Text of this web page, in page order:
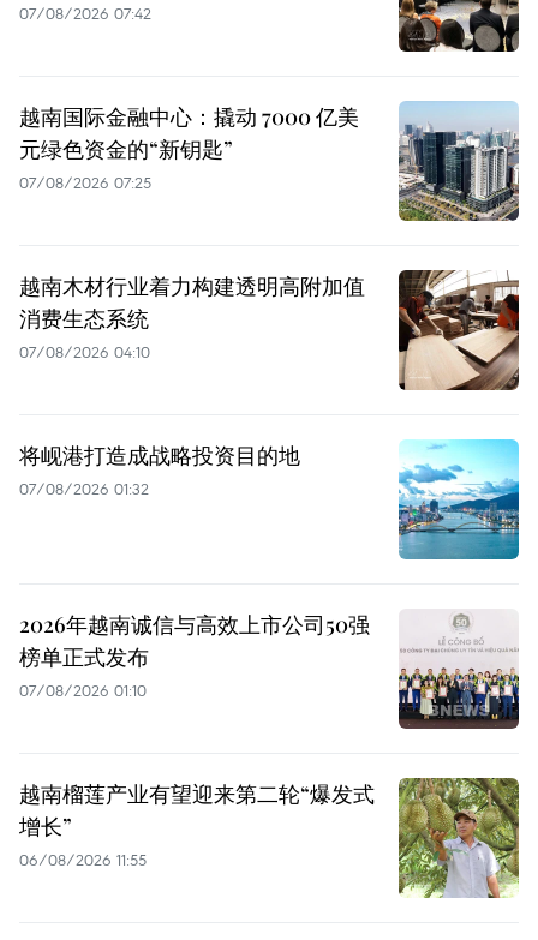
07/08/2026 07:42
越南国际金融中心：撬动 7000 亿美
元绿色资金的“新钥匙”
07/08/2026 07:25
越南木材行业着力构建透明高附加值
消费生态系统
07/08/2026 04:10
将岘港打造成战略投资目的地
07/08/2026 01:32
2026年越南诚信与高效上市公司50强
榜单正式发布
07/08/2026 01:10
越南榴莲产业有望迎来第二轮“爆发式
增长”
06/08/2026 11:55